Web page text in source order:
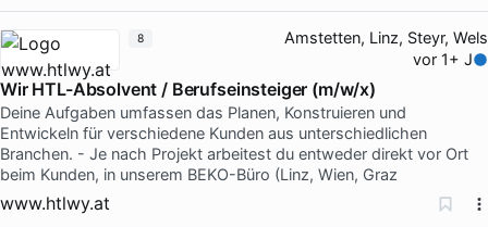
Amstetten, Linz, Steyr, Wels
vor 1+ J
Wir HTL-Absolvent / Berufseinsteiger (m/w/x)
Deine Aufgaben umfassen das Planen, Konstruieren und
Entwickeln für verschiedene Kunden aus unterschiedlichen
Branchen. - Je nach Projekt arbeitest du entweder direkt vor Ort
beim Kunden, in unserem BEKO-Büro (Linz, Wien, Graz
www.htlwy.at
8